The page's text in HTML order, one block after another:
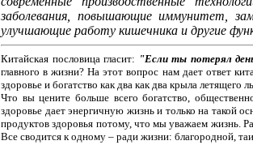
заболевания, повышающие иммунитет,
улучшающие работу кишечника и другие
Китайская пословица гласит: "Если ты потерял
главного в жизни? На этот вопрос нам дает ответ
здоровье и богатство как два как два крыла летящего
Что вы цените больше всего богатство,
здоровье дает энергичную жизнь и только на такой
продуктов здоровья потому, что мы уважаем жизнь.
Все сводится к одному – ради жизни: благородной,